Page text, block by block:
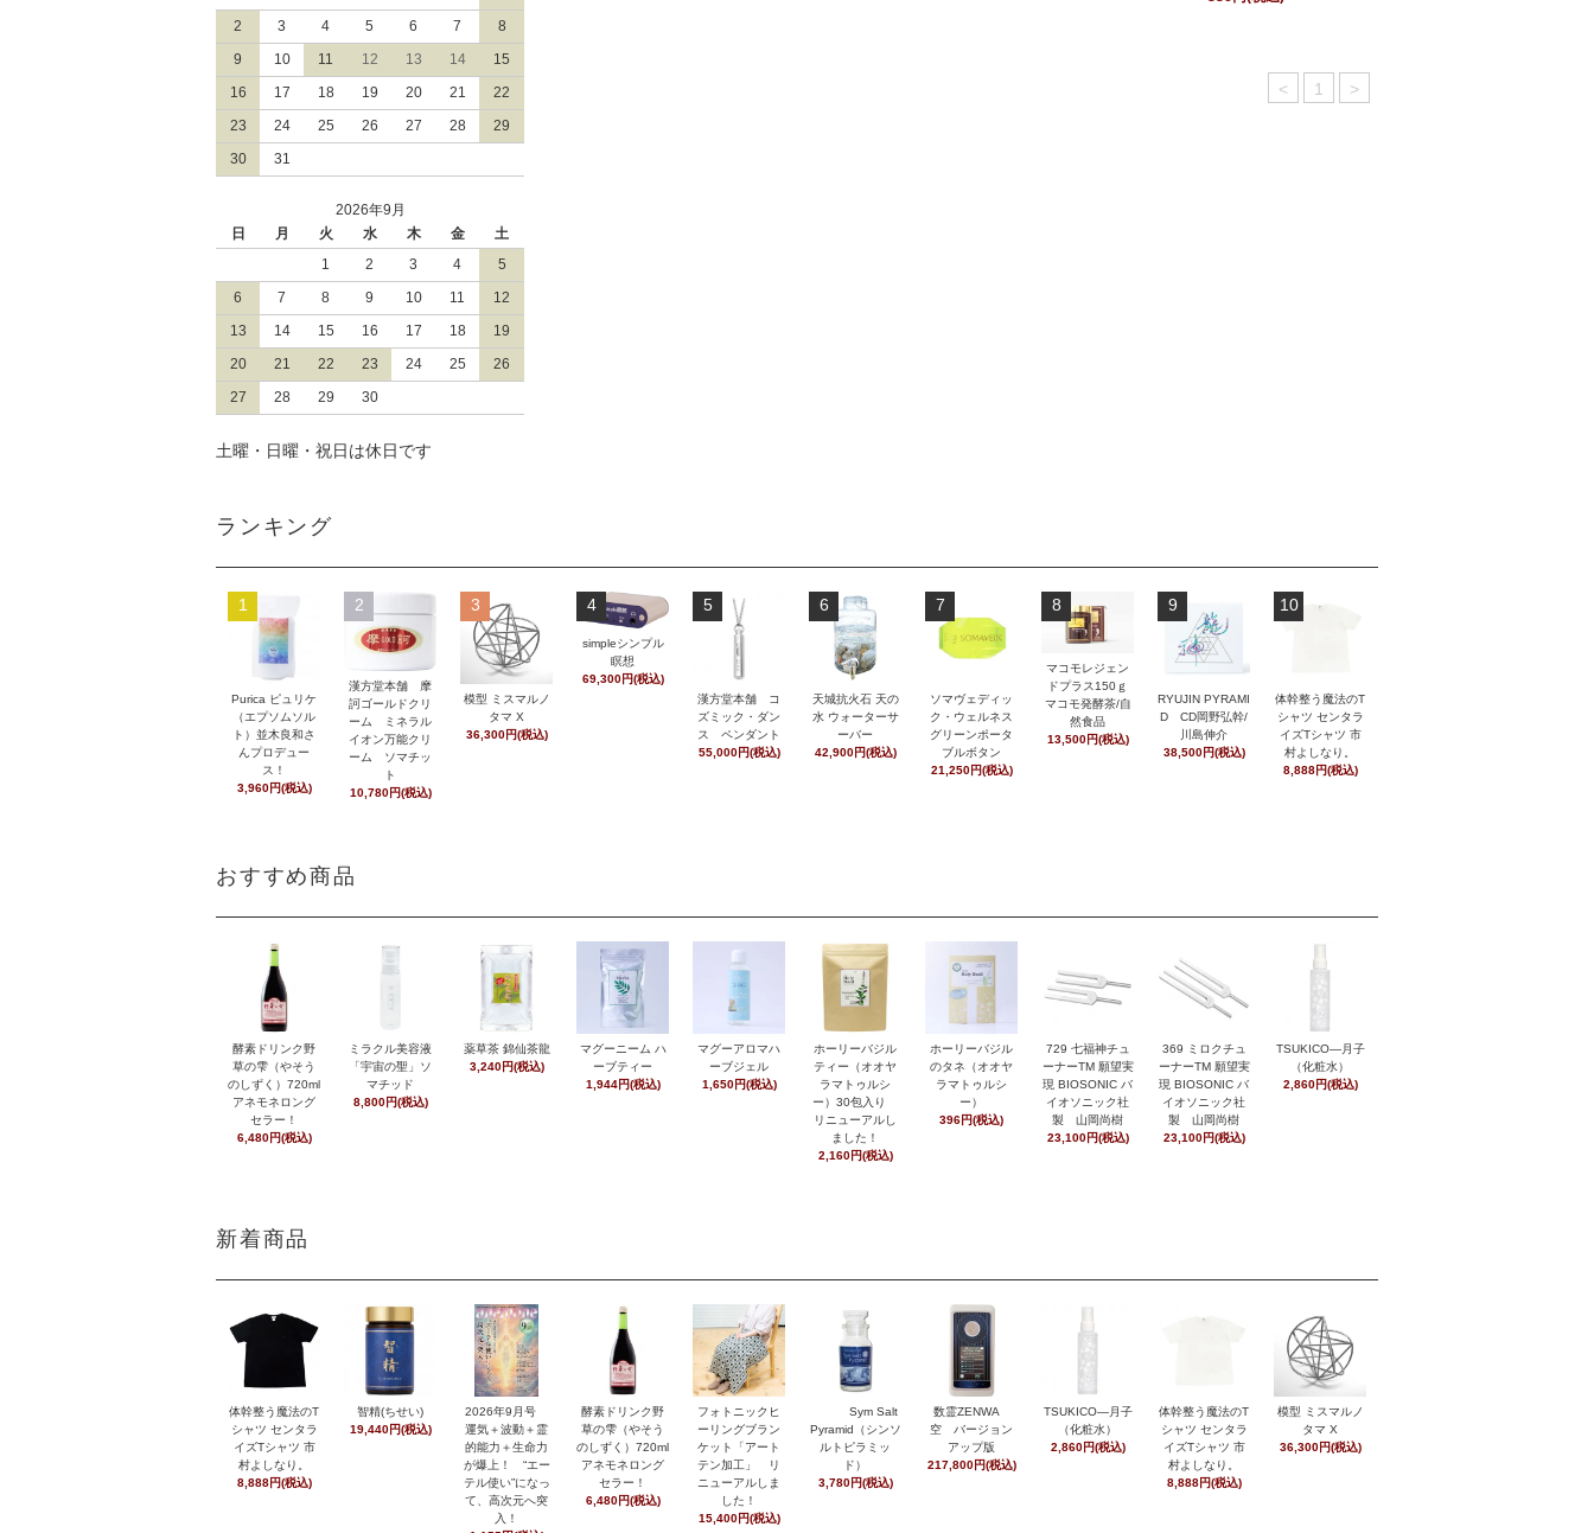
< 1 >
2
3 4 5 6 7
8
9
10 11 12 13 14
15
16
17 18 19 20 21
22
23
24 25 26 27 28
29
30
31
2026年9月
日
月 火 水 木 金
土
1
2 3 4
5
6
7 8 9 10 11
12
13
14 15 16 17 18
19
20
21 22 23 24 25
26
27
28 29 30
土曜・日曜・祝日は休日です
ランキング
1
Purica ピュリケ
（エプソムソル
ト）並木良和さ
んプロデュー
ス！
3,960円(税込)
2
漢方堂本舗 摩
訶ゴールドクリ
ーム ミネラル
イオン万能クリ
ーム ソマチッ
ト
10,780円(税込)
3
模型 ミスマルノ
タマ X
36,300円(税込)
4
simpleシンプル
瞑想
69,300円(税込)
5
漢方堂本舗 コ
ズミック・ダン
ス ペンダント
55,000円(税込)
6
天城抗火石 天の
水 ウォーターサ
ーバー
42,900円(税込)
7
ソマヴェディッ
ク・ウェルネス
グリーンポータ
ブルボタン
21,250円(税込)
8
マコモレジェン
ドプラス150ｇ
マコモ発酵茶/自
然食品
13,500円(税込)
9
RYUJIN PYRAMI
D CD岡野弘幹/
川島伸介
38,500円(税込)
10
体幹整う魔法のT
シャツ センタラ
イズTシャツ 市
村よしなり。
8,888円(税込)
おすすめ商品
酵素ドリンク野
草の雫（やそう
のしずく）720ml
アネモネロング
セラー！
6,480円(税込)
ミラクル美容液
「宇宙の聖」ソ
マチッド
8,800円(税込)
薬草茶 錦仙茶龍
3,240円(税込)
マグーニーム ハ
ーブティー
1,944円(税込)
マグーアロマハ
ーブジェル
1,650円(税込)
ホーリーバジル
ティー（オオヤ
ラマトゥルシ
ー）30包入り
リニューアルし
ました！
2,160円(税込)
ホーリーバジル
のタネ（オオヤ
ラマトゥルシ
ー）
396円(税込)
729 七福神チュ
ーナーTM 願望実
現 BIOSONIC バ
イオソニック社
製 山岡尚樹
23,100円(税込)
369 ミロクチュ
ーナーTM 願望実
現 BIOSONIC バ
イオソニック社
製 山岡尚樹
23,100円(税込)
TSUKICO―月子
（化粧水）
2,860円(税込)
新着商品
体幹整う魔法のT
シャツ センタラ
イズTシャツ 市
村よしなり。
8,888円(税込)
智精(ちせい)
19,440円(税込)
2026年9月号
運気＋波動＋霊
的能力＋生命力
が爆上！ “エー
テル使い”になっ
て、高次元へ突
入！
酵素ドリンク野
草の雫（やそう
のしずく）720ml
アネモネロング
セラー！
6,480円(税込)
フォトニックヒ
ーリングブラン
ケット「アート
テン加工」 リ
ニューアルしま
した！
15,400円(税込)
Sym Salt
Pyramid（シンソ
ルトピラミッ
ド）
3,780円(税込)
数霊ZENWA
空 バージョン
アップ版
217,800円(税込)
TSUKICO―月子
（化粧水）
2,860円(税込)
体幹整う魔法のT
シャツ センタラ
イズTシャツ 市
村よしなり。
8,888円(税込)
模型 ミスマルノ
タマ X
36,300円(税込)